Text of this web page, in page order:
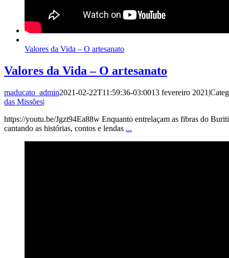
Valores da Vida – O artesanato
Valores da Vida – O artesanato
maducato_admin2021-02-22T11:59:36-03:0013 fevereiro 2021 |
das Missões|
https://youtu.be/Jgzt94Ea88w Enquanto entrelaçam as fibras do
cantando as histórias, contos e lendas ...